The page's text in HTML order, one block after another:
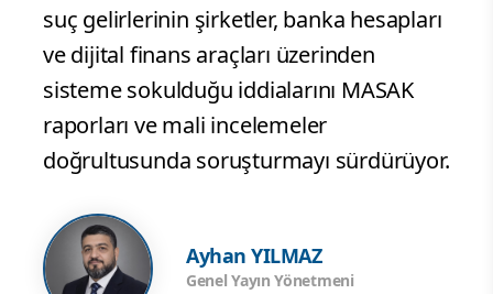
suç gelirlerinin şirketler, banka hesapları
ve dijital finans araçları üzerinden
sisteme sokulduğu iddialarını MASAK
raporları ve mali incelemeler
doğrultusunda soruşturmayı sürdürüyor.
Ayhan YILMAZ
Genel Yayın Yönetmeni